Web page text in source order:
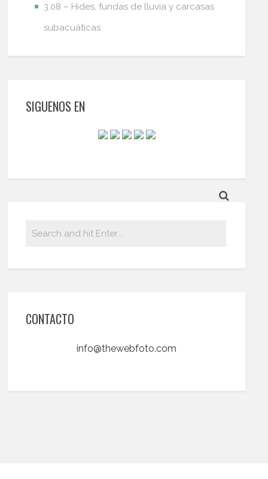
3.08 – Hides, fundas de lluvia y carcasas
subacuáticas
SIGUENOS EN
CONTACTO
info@thewebfoto.com